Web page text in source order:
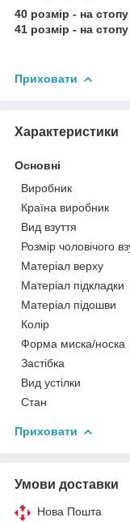
40 розмір - на
41 розмір - на
Приховати
Характеристики
Основні
Виробник
Країна виробник
Вид взуття
Розмір чоловічого
Матеріал верху
Матеріал підкладки
Матеріал підошви
Колір
Форма миска/носка
Застібка
Вид устілки
Стан
Приховати
Умови доставки
Нова Пошта